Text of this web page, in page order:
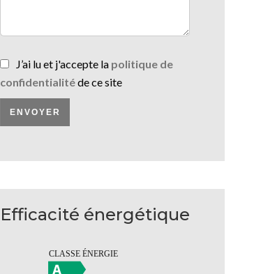
J’ai lu et j'accepte la politique de
confidentialitéde ce site
ENVOYER
Efficacité énergétique